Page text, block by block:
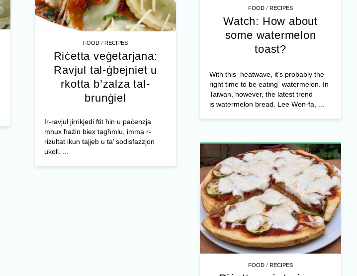
FOOD /RECIPES
Watch: How about
some watermelon
toast?
With this heatwave, it’s probably the
right time to be eating watermelon. In
Taiwan, however, the latest trend
is watermelon bread. Lee Wen-fa, ...
FOOD /RECIPES
Riċetta veġetarjana:
Ravjul tal-ġbejniet u
rkotta b’zalza tal-
brunġiel
Ir-ravjul jirrikjedi ftit ħin u paċenzja
mhux ħażin biex tagħmlu, imma r-
riżultat ikun tajjeb u ta’ sodisfazzjon
ukoll. ...
FOOD /RECIPES